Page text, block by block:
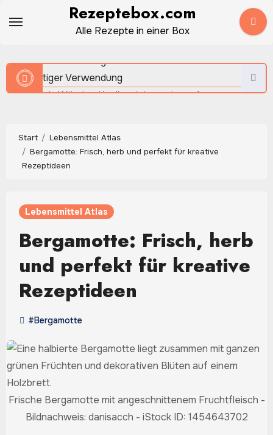
Inhalt
Rezeptebox.com
Alle Rezepte in einer Box
Knoblauch: Würzige Knolle mit intensivem Aroma und
Zucchinisuppe: Cremiger Genuss mit wenigen Zutaten
überraschendem Aroma
Start
Lebensmittel Atlas
Bergamotte: Frisch, herb und perfekt für kreative
Rezeptideen
Lebensmittel Atlas
Bergamotte: Frisch, herb
und perfekt für kreative
Rezeptideen
#Bergamotte
Frische Bergamotte mit angeschnittenem Fruchtfleisch -
Bildnachweis: danisacch - iStock ID: 1454643702